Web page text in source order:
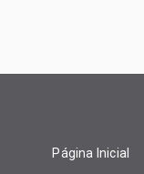
Página Inicial